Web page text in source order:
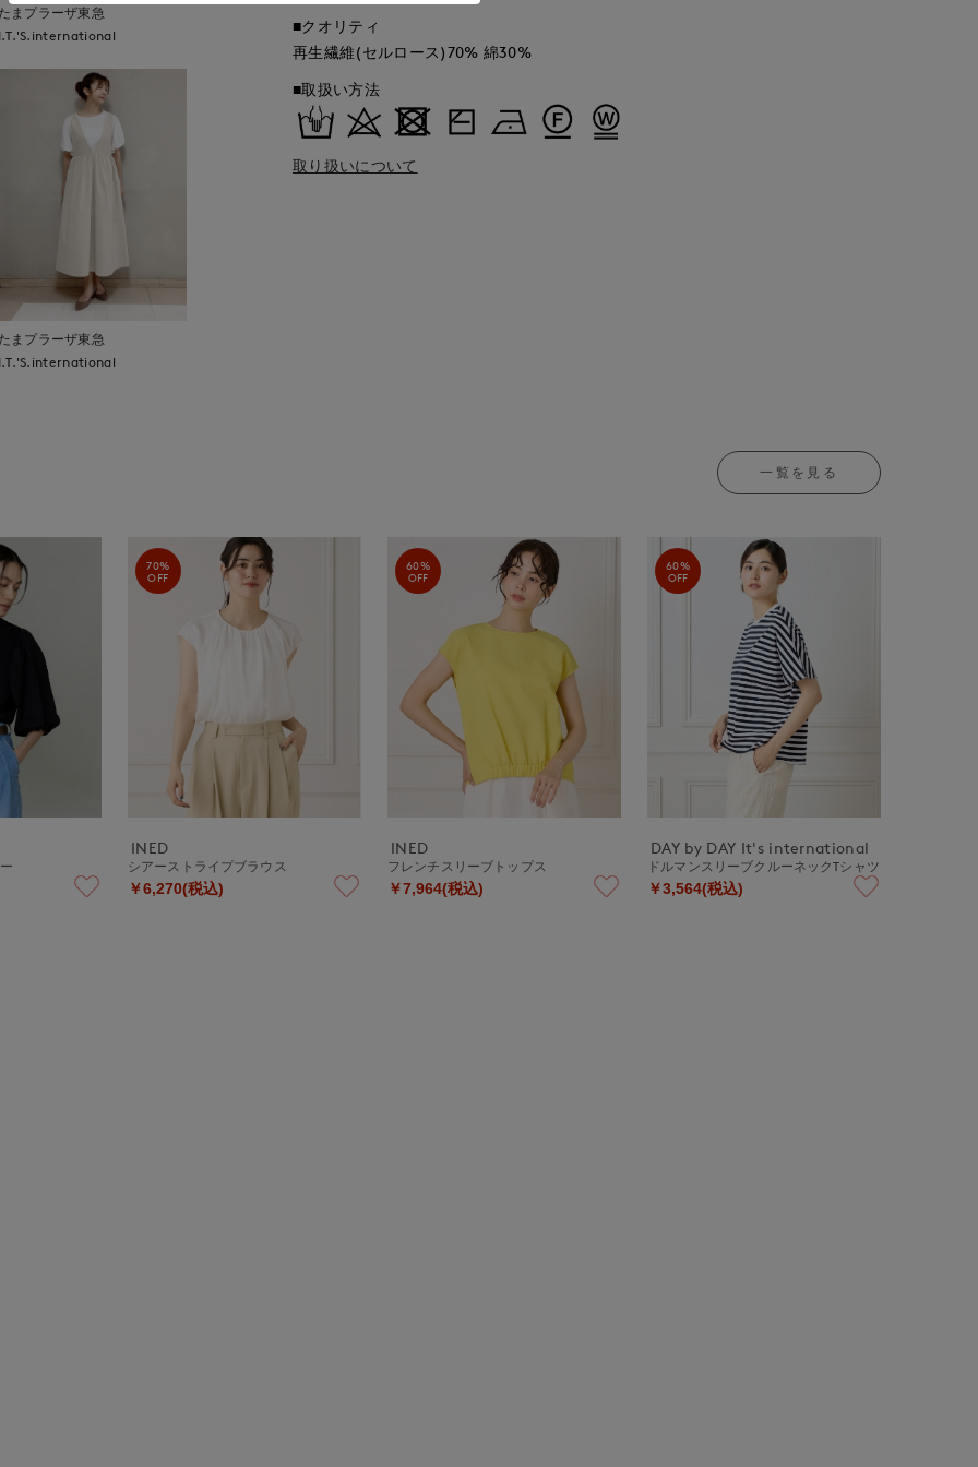
まプラーザ東急
まプラーザ東急
■クオリティ
再生繊維(セルロース)70% 綿30%
■取扱い方法
取り扱いについて
一覧を見る
70%
OFF
INED
シアーストライプブラウス
￥6,270(税込)
60%
OFF
INED
フレンチスリーブトップス
￥7,964(税込)
60%
OFF
DAY by DAY It's international
ドルマンスリーブクルーネックTシャツ
￥3,564(税込)